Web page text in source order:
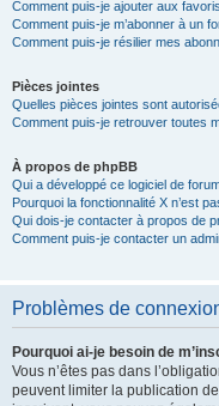
Comment puis-je ajouter aux
Comment puis-je m’abonner à un
Comment puis-je résilier mes
Pièces jointes
Quelles pièces jointes sont
Comment puis-je retrouver toutes
À propos de phpBB
Qui a développé ce logiciel de
Pourquoi la fonctionnalité X n’est
Qui dois-je contacter à propos de
Comment puis-je contacter un
Problèmes de
Pourquoi ai-je besoin de
Vous n’êtes pas dans
peuvent limiter la publication